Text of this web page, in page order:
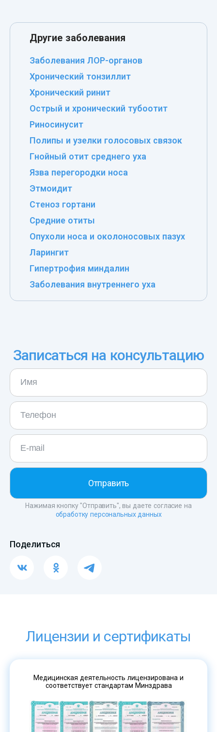
Другие заболевания
Заболевания ЛОР-органов
Хронический тонзиллит
Хронический ринит
Острый и хронический тубоотит
Риносинусит
Полипы и узелки голосовых связок
Гнойный отит среднего уха
Язва перегородки носа
Этмоидит
Стеноз гортани
Средние отиты
Опухоли носа и околоносовых пазух
Ларингит
Гипертрофия миндалин
Заболевания внутреннего уха
Записаться на консультацию
Нажимая кнопку "Отправить", вы даете согласие на
обработку персональных данных
Поделиться
Лицензии и сертификаты
Медицинская деятельность лицензирована и
соответствует стандартам Минздрава